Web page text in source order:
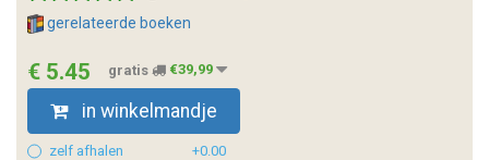
gerelateerde boeken
€ 5.45 gratis €39,99
in winkelmandje
zelf afhalen
+0.00